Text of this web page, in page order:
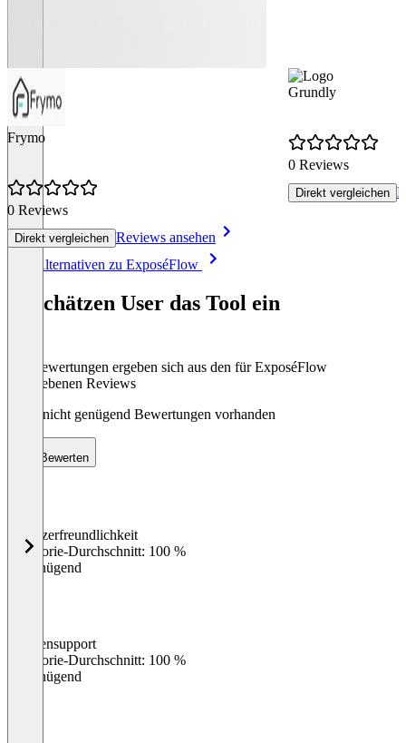
Frymo
0 Reviews
Direkt vergleichen Reviews ansehen
Grundly
0 Reviews
Direkt vergleichen
Alle Alternativen zu ExposéFlow
So schätzen User das Tool ein
Die Bewertungen ergeben sich aus den für ExposéFlow
abgegebenen Reviews
Noch nicht genügend Bewertungen vorhanden
Bewerten
%
Benutzerfreundlichkeit
Kategorie-Durchschnitt: 100 %
Ungenügend
Kundensupport
Kategorie-Durchschnitt: 100 %
Ungenügend